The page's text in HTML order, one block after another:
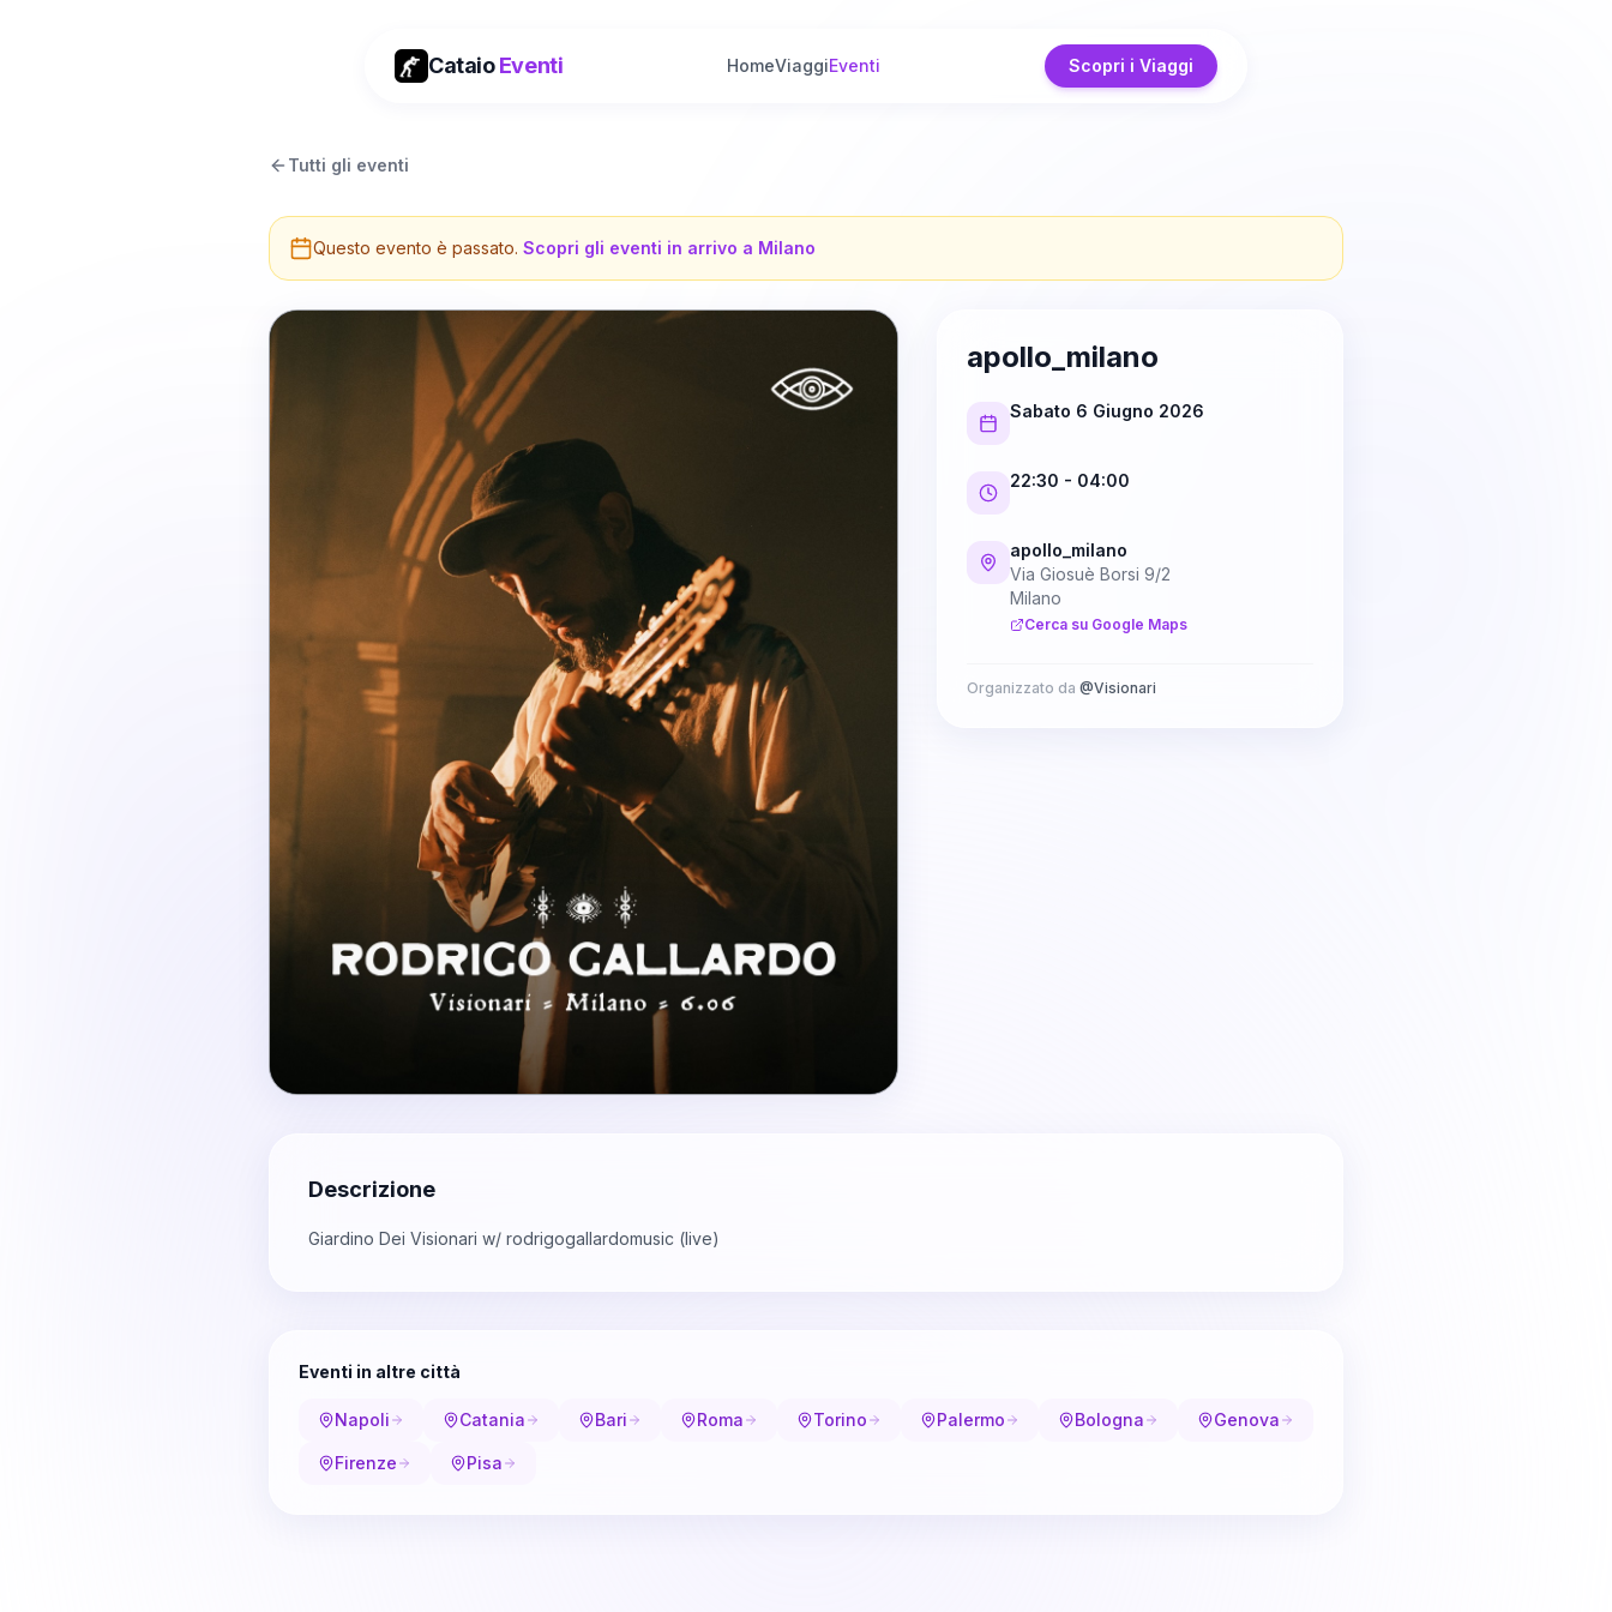
CataioEventi HomeViaggiEventi Scopri i Viaggi
Tutti gli eventi
Questo evento è passato. Scopri gli eventi in arrivo a Milano
apollo_milano
Sabato 6 Giugno 2026
22:30 - 04:00
apollo_milano
Via Giosuè Borsi 9/2
Milano
Cerca su Google Maps
Organizzato da @Visionari
Descrizione
Giardino Dei Visionari w/ rodrigogallardomusic (live)
Eventi in altre città
Napoli Catania Bari Roma Torino Palermo Bologna Genova
Firenze Pisa